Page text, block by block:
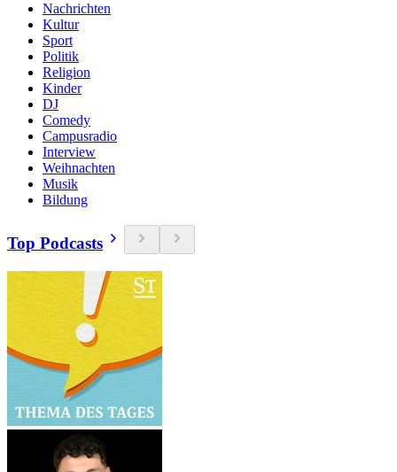
Nachrichten
Kultur
Sport
Politik
Religion
Kinder
DJ
Comedy
Campusradio
Interview
Weihnachten
Musik
Bildung
Top Podcasts